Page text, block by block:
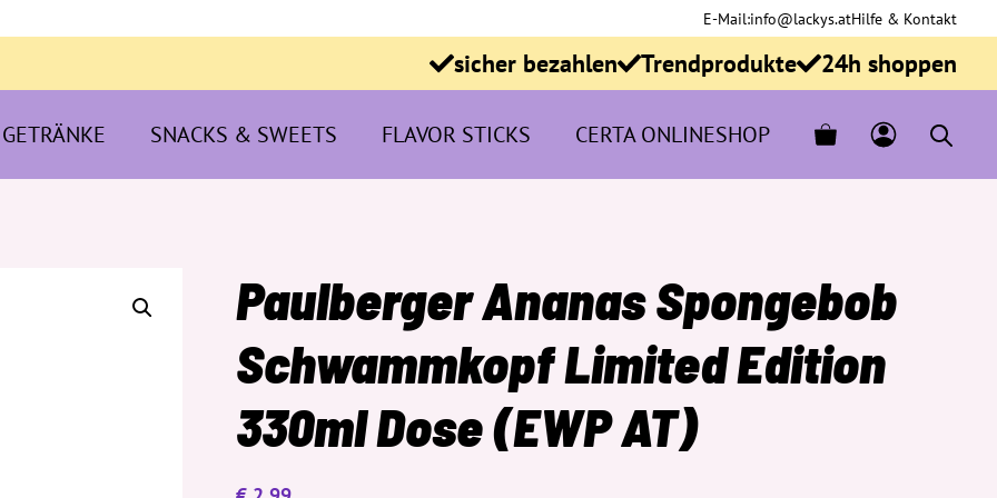
E-Mail:info@lackys.atHilfe & Kontakt
sicher bezahlen Trendprodukte 24h shoppen
GETRÄNKE SNACKS & SWEETS FLAVOR STICKS CERTA ONLINESHOP
Paulberger Ananas Spongebob
Schwammkopf Limited Edition
330ml Dose (EWP AT)